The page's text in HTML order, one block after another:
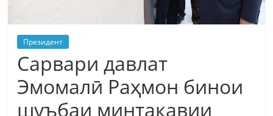
Президент
Сарвари давлат
Эмомалӣ Раҳмон бинои
шуъбаи минтақавии